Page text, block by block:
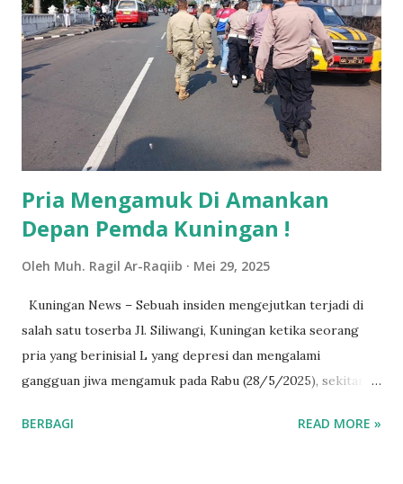
kemampuan berpikir kritis dalam menghadapi berbagai
tantangan di dunia akademis dan sosial. Dr. Nanan
menjelaskan pentingnya berpikir kritis dalam proses
pengambilan keputusan. "Mahasiswa harus mampu
menganalisis informasi secara objektif dan membuat
keputusan yang tepat," ujarnya. Selain itu, Afri...
Pria Mengamuk Di Amankan
Depan Pemda Kuningan !
Oleh Muh. Ragil Ar-Raqiib Mei 29, 2025
Kuningan News – Sebuah insiden mengejutkan terjadi di
salah satu toserba Jl. Siliwangi, Kuningan ketika seorang
pria yang berinisial L yang depresi dan mengalami
gangguan jiwa mengamuk pada Rabu (28/5/2025), sekitar
pengunjung dan warga sekitar, hingga memicu kehadiran
BERBAGI READ MORE »